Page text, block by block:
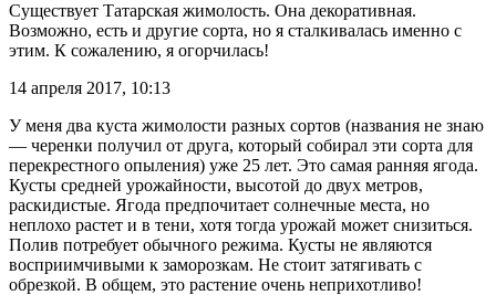
Существует Татарская жимолость. Она декоративная.
Возможно, есть и другие сорта, но я сталкивалась именно с
этим. К сожалению, я огорчилась!
14 апреля 2017, 10:13
У меня два куста жимолости разных сортов (названия не знаю
— черенки получил от друга, который собирал эти сорта для
перекрестного опыления) уже 25 лет. Это самая ранняя ягода.
Кусты средней урожайности, высотой до двух метров,
раскидистые. Ягода предпочитает солнечные места, но
неплохо растет и в тени, хотя тогда урожай может снизиться.
Полив потребует обычного режима. Кусты не являются
восприимчивыми к заморозкам. Не стоит затягивать с
обрезкой. В общем, это растение очень неприхотливо!